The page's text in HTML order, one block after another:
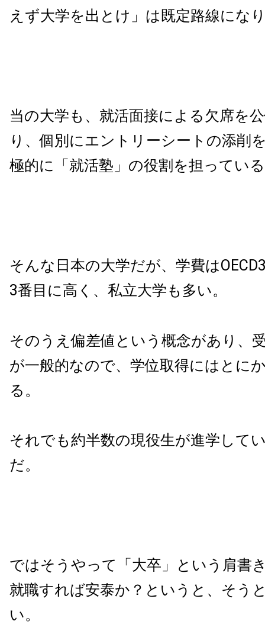
えず大学を出とけ」は既定路線にな
当の大学も、就活面接による欠席を
り、個別にエントリーシートの添削
極的に「就活塾」の役割を担ってい
そんな日本の大学だが、学費は
3番目に高く、私立大学も多い。
そのうえ偏差値という概念があり、
が一般的なので、学位取得にはとに
る。
それでも約半数の現役生が進学して
だ。
ではそうやって「大卒」という肩書
就職すれば安泰か？というと、そう
い。